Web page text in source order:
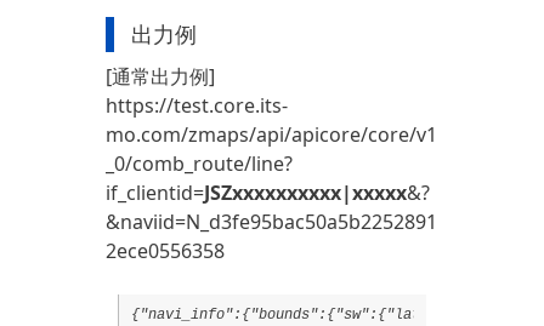
出力例
[通常出力例]
https://test.core.its-
mo.com/zmaps/api/apicore/core/v1
_0/comb_route/line?
if_clientid=JSZxxxxxxxxxx|xxxxx&?
&naviid=N_d3fe95bac50a5b2252891
2ece0556358
{"navi_info":{"bounds":{"sw":{"lat":35.6626369,